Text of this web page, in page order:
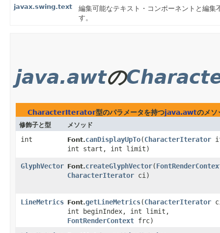
javax.swing.text
編集可能なテキスト・コンポーネントと編
す。
java.awtの
CharacterIterator型のパラメータを持つjava.awtのメソ
修飾子と型 メソッド
int Font.canDisplayUpTo​(CharacterIterator
int start, int limit)
GlyphVector Font.createGlyphVector​(
CharacterIterator ci)
LineMetrics Font.getLineMetrics​(CharacterIterator
int beginIndex, int limit,
FontRenderContext frc)